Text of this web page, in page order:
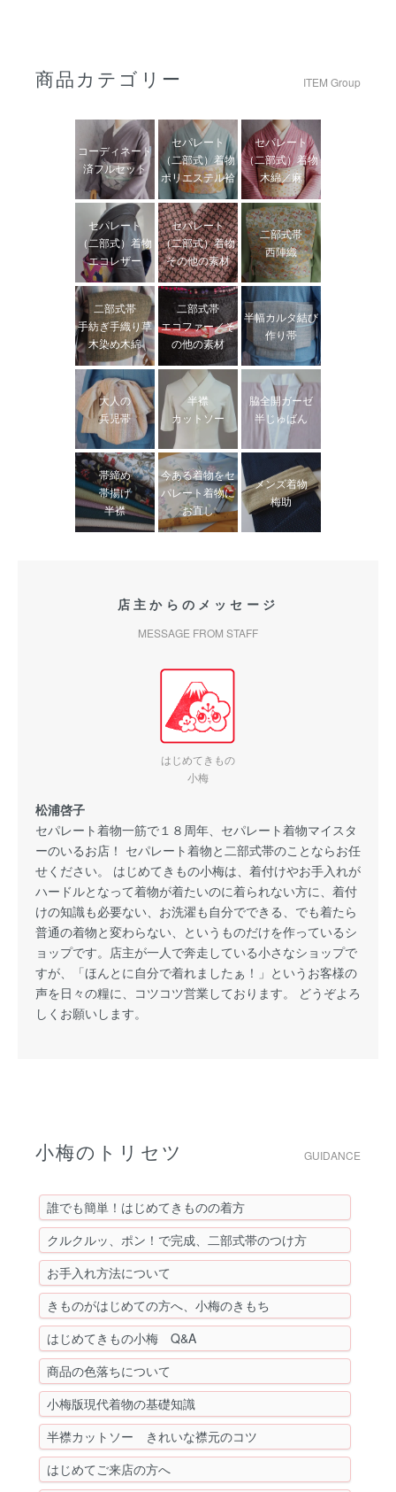
商品カテゴリー ITEM Group
コーディネート
済フルセット
セパレート
（二部式）着物
ポリエステル袷
セパレート
（二部式）着物
木綿／麻
セパレート
（二部式）着物
エコレザー
セパレート
（二部式）着物
その他の素材
二部式帯
西陣織
二部式帯
手紡ぎ手織り草
木染め木綿
二部式帯
エコファー／そ
の他の素材
半幅カルタ結び
作り帯
大人の
兵児帯
半襟
カットソー
脇全開ガーゼ
半じゅばん
帯締め
帯揚げ
半襟
今ある着物をセ
パレート着物に
お直し
メンズ着物
梅助
店主からのメッセージ
MESSAGE FROM STAFF
はじめてきもの
小梅
松浦啓子
セパレート着物一筋で１８周年、セパレート着物マイスタ
ーのいるお店！ セパレート着物と二部式帯のことならお任
せください。 はじめてきもの小梅は、着付けやお手入れが
ハードルとなって着物が着たいのに着られない方に、着付
けの知識も必要ない、お洗濯も自分でできる、でも着たら
普通の着物と変わらない、というものだけを作っているシ
ョップです。店主が一人で奔走している小さなショップで
すが、「ほんとに自分で着れましたぁ！」というお客様の
声を日々の糧に、コツコツ営業しております。 どうぞよろ
しくお願いします。
小梅のトリセツ GUIDANCE
誰でも簡単！はじめてきものの着方
クルクルッ、ポン！で完成、二部式帯のつけ方
お手入れ方法について
きものがはじめての方へ、小梅のきもち
はじめてきもの小梅 Q&A
商品の色落ちについて
小梅版現代着物の基礎知識
半襟カットソー きれいな襟元のコツ
はじめてご来店の方へ